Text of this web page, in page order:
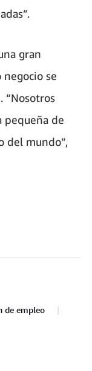
gran
se
“Nosotros
pequeña de
del mundo”,
de empleo